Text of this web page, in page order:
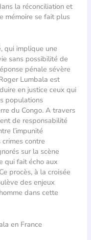
la réconciliation et
mémoire se fait plus
qui implique une
sans possibilité de
pénale sévère
Lumbala est
en justice ceux qui
populations
du Congo. A travers
de responsabilité
l’impunité
contre
sur la scène
qui fait écho aux
procès, à la croisée
des enjeux
dans cette
en France